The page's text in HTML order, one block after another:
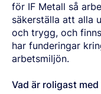
för IF Metall så
säkerställa att alla
och trygg, och
har funderingar
arbetsmiljön.
Vad är roligast